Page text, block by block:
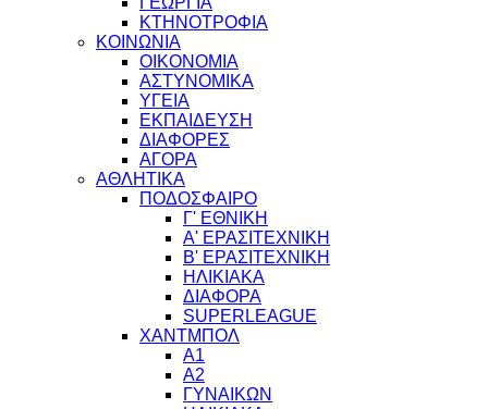
ΚΤΗΝΟΤΡΟΦΙΑ
ΚΟΙΝΩΝΙΑ
ΟΙΚΟΝΟΜΙΑ
ΑΣΤΥΝΟΜΙΚΑ
ΥΓΕΙΑ
ΕΚΠΑΙΔΕΥΣΗ
ΔΙΑΦΟΡΕΣ
ΑΓΟΡΑ
ΑΘΛΗΤΙΚΑ
ΠΟΔΟΣΦΑΙΡΟ
Γ' ΕΘΝΙΚΗ
Α' ΕΡΑΣΙΤΕΧΝΙΚΗ
Β' ΕΡΑΣΙΤΕΧΝΙΚΗ
ΗΛΙΚΙΑΚΑ
ΔΙΑΦΟΡΑ
SUPERLEAGUE
ΧΑΝΤΜΠΟΛ
Α1
Α2
ΓΥΝΑΙΚΩΝ